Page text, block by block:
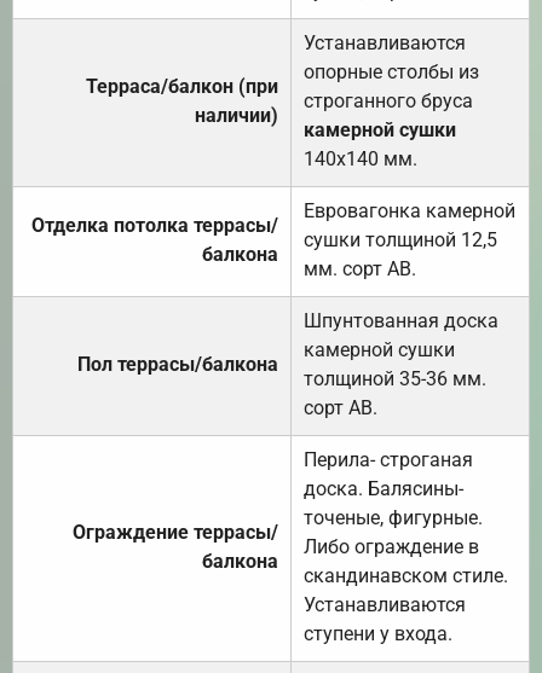
Терраса/балкон (при
наличии)
Устанавливаются
опорные столбы из
строганного бруса
камерной сушки
140х140 мм.
Отделка потолка террасы/
балкона
Евровагонка камерной
сушки толщиной 12,5
мм. сорт АВ.
Пол террасы/балкона
Шпунтованная доска
камерной сушки
толщиной 35-36 мм.
сорт АВ.
Ограждение террасы/
балкона
Перила- строганая
доска. Балясины-
точеные, фигурные.
Либо ограждение в
скандинавском стиле.
Устанавливаются
ступени у входа.